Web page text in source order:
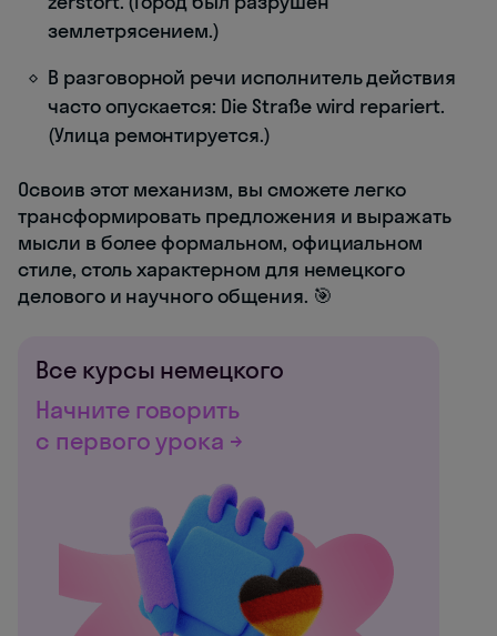
землетрясением.)
В разговорной речи исполнитель действия
часто опускается: Die Straße wird repariert.
(Улица ремонтируется.)
Освоив этот механизм, вы сможете легко
трансформировать предложения и выражать
мысли в более формальном, официальном
стиле, столь характерном для немецкого
делового и научного общения. 🎯
Все курсы немецкого
Начните говорить
с первого урока →